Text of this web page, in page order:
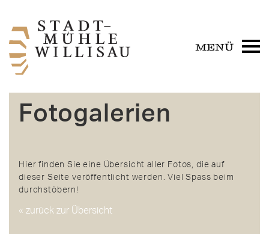
Fotogalerien
Hier finden Sie eine Übersicht aller Fotos, die auf
dieser Seite veröffentlicht werden. Viel Spass beim
durchstöbern!
« zurück zur Übersicht